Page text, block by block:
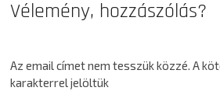
Vélemény, hozzászólás?
Az email címet nem tesszük közzé. A
karakterrel jelöltük